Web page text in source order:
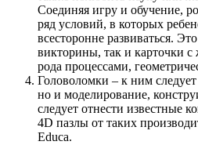
Соединяя игру и обучение,
ряд условий, в которых
всесторонне развиваться.
викторины, так и карточки
рода процессами,
Головоломки – к ним
но и моделирование,
следует отнести известные
4D пазлы от таких
Educa.